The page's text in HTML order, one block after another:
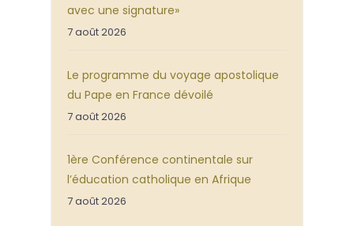
avec une signature»
7 août 2026
Le programme du voyage apostolique
du Pape en France dévoilé
7 août 2026
1ère Conférence continentale sur
l’éducation catholique en Afrique
7 août 2026